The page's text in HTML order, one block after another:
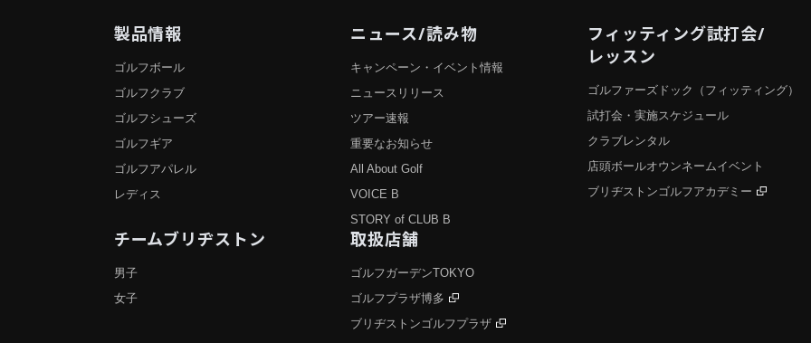
製品情報
ゴルフボール
ゴルフクラブ
ゴルフシューズ
ゴルフギア
ゴルフアパレル
レディス
ニュース/読み物
キャンペーン・イベント情報
ニュースリリース
ツアー速報
重要なお知らせ
All About Golf
VOICE B
STORY of CLUB B
フィッティング試打会/
レッスン
ゴルファーズドック（フィッティング）
試打会・実施スケジュール
クラブレンタル
店頭ボールオウンネームイベント
ブリヂストンゴルフアカデミー
チームブリヂストン
男子
女子
取扱店舗
ゴルフガーデンTOKYO
ゴルフプラザ博多
ブリヂストンゴルフプラザ